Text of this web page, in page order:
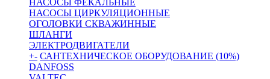
НАСОСЫ ФЕКАЛЬНЫЕ
НАСОСЫ ЦИРКУЛЯЦИОННЫЕ
ОГОЛОВКИ СКВАЖИННЫЕ
ШЛАНГИ
ЭЛЕКТРОДВИГАТЕЛИ
+- САНТЕХНИЧЕСКОЕ ОБОРУДОВАНИЕ (10%)
DANFOSS